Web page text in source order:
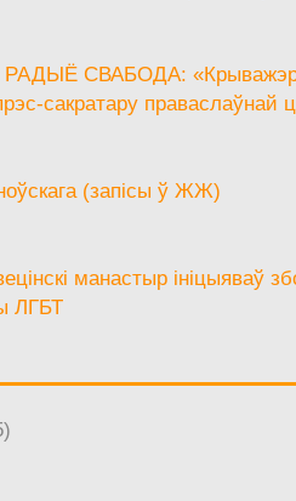
СВАБОДА:
сакратару праваслаўнай
(запісы ў ЖЖ)
манастыр ініцыяваў
ЛГБТ